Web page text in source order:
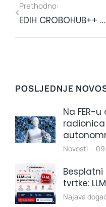
Prethodno:
EDIH CROBOHUB++ na SoftCom 2023 konferenciji – saznajte kako iskoristiti besplatne usluge za unaprjeđenje poslovanja
POSLJEDNJE
Na FER-
Novosti
Besplatni
tvrtke:
Najava